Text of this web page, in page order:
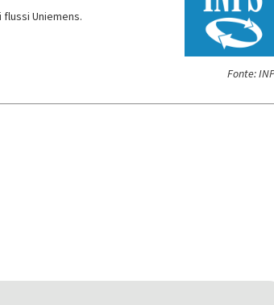
Uniemens.
Fonte: